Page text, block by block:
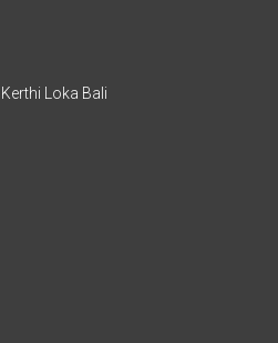
Loka Bali